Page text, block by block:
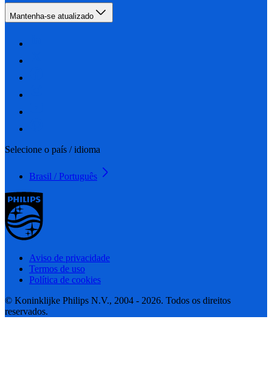
Mantenha-se atualizado
Selecione o país / idioma
Brasil / Português
Aviso de privacidade
Termos de uso
Política de cookies
© Koninklijke Philips N.V., 2004 - 2026. Todos os direitos
reservados.